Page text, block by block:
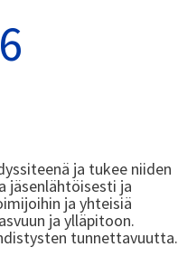
ja tukee niiden
jäsenlähtöisesti ja
ja yhteisiä
ja ylläpitoon.
tunnettavuutta.